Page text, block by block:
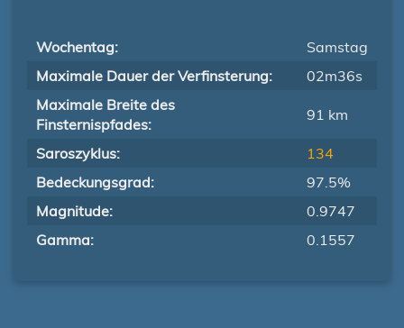
Wochentag:
Samstag
Maximale Dauer der Verfinsterung:
02m36s
Maximale Breite des
Finsternispfades:
91 km
Saroszyklus:
134
Bedeckungsgrad:
97.5%
Magnitude:
0.9747
Gamma:
0.1557